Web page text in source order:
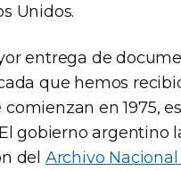
Unidos.
entrega de
que hemos
comienzan en 1975,
gobierno argentino
del Archivo Nacional